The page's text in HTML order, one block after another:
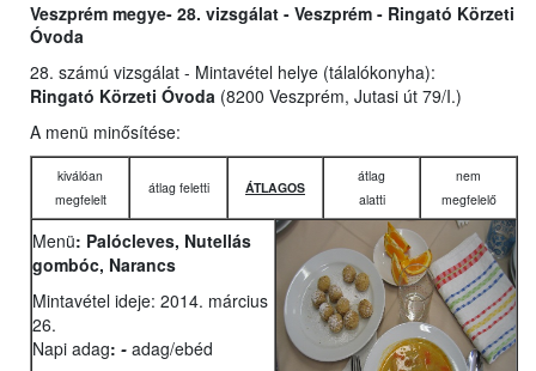
Veszprém megye- 28. vizsgálat - Veszprém - Ringató Körzeti
Óvoda
28. számú vizsgálat - Mintavétel helye (tálalókonyha):
Ringató Körzeti Óvoda (8200 Veszprém, Jutasi út 79/I.)
A menü minősítése:
kiválóan
megfelelt
átlag feletti ÁTLAGOS
átlag
alatti
nem
megfelelő
Menü: Palócleves, Nutellás
gombóc, Narancs
Mintavétel ideje: 2014. március
26.
Napi adag: - adag/ebéd